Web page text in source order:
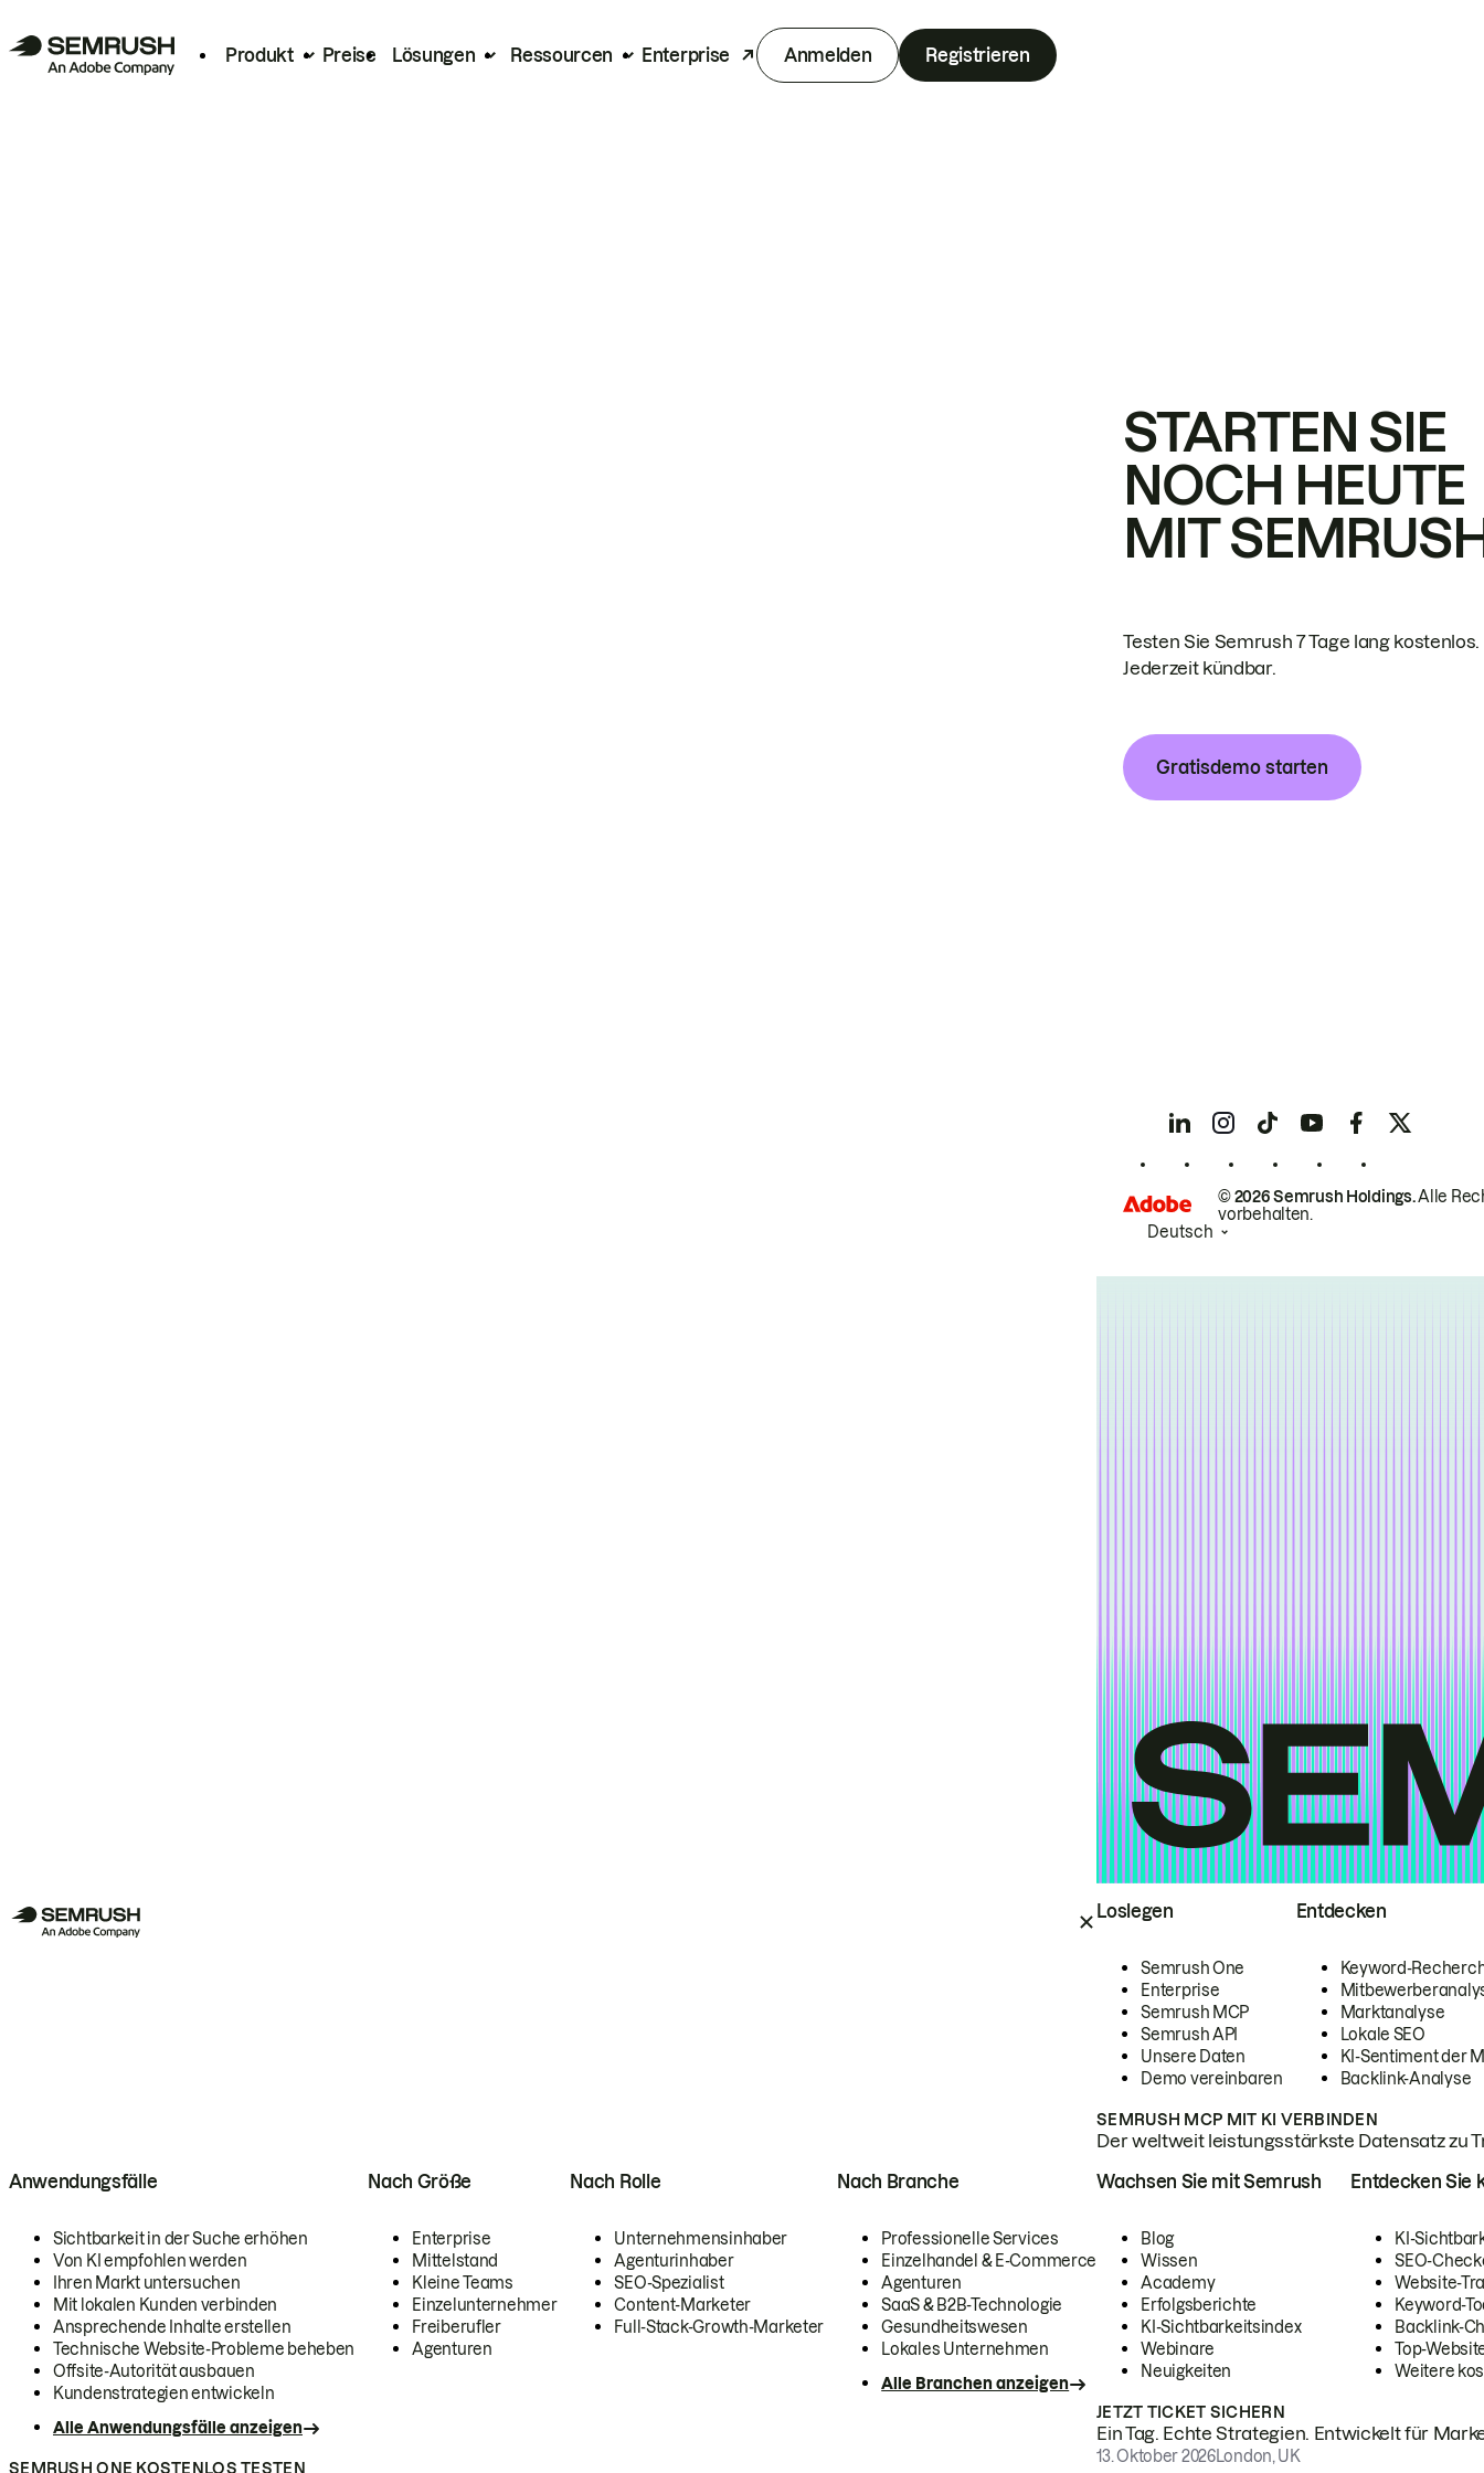
Produkt Preise Lösungen Ressourcen Enterprise Anmelden Registrieren
Loslegen
Semrush One
Enterprise
Semrush MCP
Semrush API
Unsere Daten
Demo vereinbaren
Entdecken
Keyword-
Marktanalyse
Lokale SEO
KI-Sentiment der
Backlink-Analyse
SEMRUSH MCP MIT KI VERBINDEN
Der weltweit leistungsstärkste Datensatz zu
Anwendungsfälle
Sichtbarkeit in der Suche erhöhen
Von KI empfohlen werden
Ihren Markt untersuchen
Mit lokalen Kunden verbinden
Ansprechende Inhalte erstellen
Technische Website-Probleme beheben
Offsite-Autorität ausbauen
Kundenstrategien entwickeln
Alle Anwendungsfälle anzeigen
Nach Größe
Enterprise
Mittelstand
Kleine Teams
Einzelunternehmer
Freiberufler
Agenturen
Nach Rolle
Unternehmensinhaber
Agenturinhaber
SEO-Spezialist
Content-Marketer
Full-Stack-Growth-Marketer
Nach Branche
Professionelle Services
Einzelhandel & E-Commerce
Agenturen
SaaS & B2B-Technologie
Gesundheitswesen
Lokales Unternehmen
Alle Branchen anzeigen
SEMRUSH ONE KOSTENLOS TESTEN
Wachsen Sie mit Semrush
Blog
Wissen
Academy
Erfolgsberichte
KI-Sichtbarkeitsindex
Webinare
Neuigkeiten
Entdecken Sie
KI-
SEO-
Website-
Keyword-
Backlink-
Top-
Weitere
JETZT TICKET SICHERN
Ein Tag. Echte Strategien. Entwickelt für
13. Oktober 2026London, UK
STARTEN SIE
NOCH HEUTE
MIT
Testen Sie Semrush 7 Tage lang kostenlos.
Jederzeit kündbar.
Gratisdemo starten
© 2026 Semrush Holdings.Alle
vorbehalten.
Deutsch